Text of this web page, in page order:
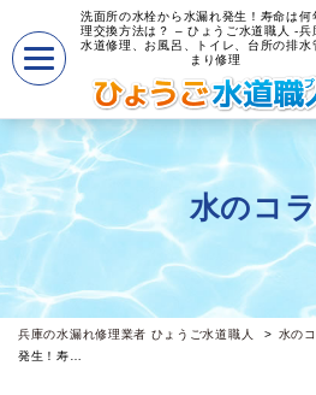
洗面所の水栓から水漏れ発生！寿命は何
理交換方法は？ – ひょうご水道職人 -兵
水道修理、お風呂、トイレ、台所の排水
まり修理
水のコ
兵庫の水漏れ修理業者 ひょうご水道職人 水の
発生！寿…